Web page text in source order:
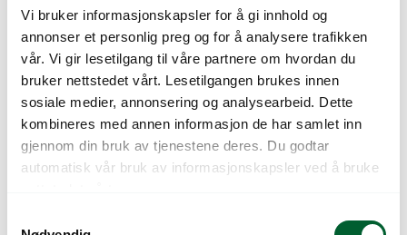
Vi bruker informasjonskapsler for å gi innhold og
annonser et personlig preg og for å analysere trafikken
vår. Vi gir lesetilgang til våre partnere om hvordan du
bruker nettstedet vårt. Lesetilgangen brukes innen
sosiale medier, annonsering og analysearbeid. Dette
kombineres med annen informasjon de har samlet inn
gjennom din bruk av tjenestene deres. Du godtar
automatisk vår bruk av informasjonskapsler ved å bruke
STIGE H: 210 CM, 7
TRINN 3 BEN
JUSTERBARE
STIGE H: 247 CM, 8
TRINN, 1-BEN
JUSTERBAR